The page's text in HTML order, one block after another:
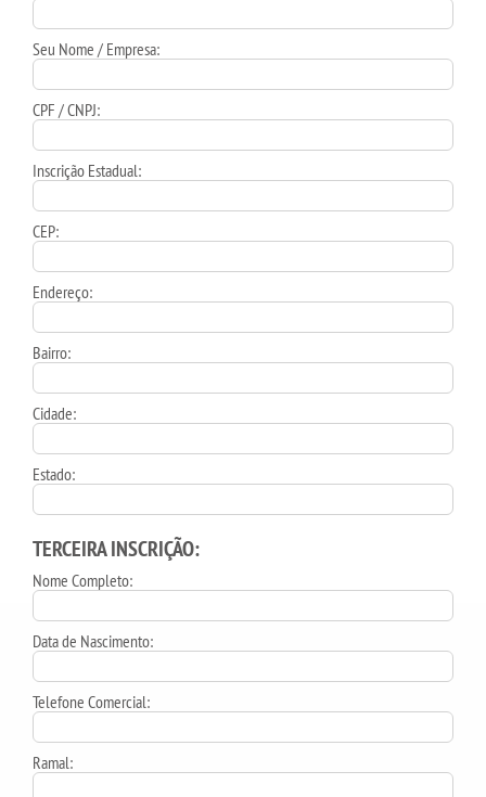
Seu Nome / Empresa:
CPF / CNPJ:
Inscrição Estadual:
CEP:
Endereço:
Bairro:
Cidade:
Estado:
TERCEIRA INSCRIÇÃO:
Nome Completo:
Data de Nascimento:
Telefone Comercial:
Ramal: